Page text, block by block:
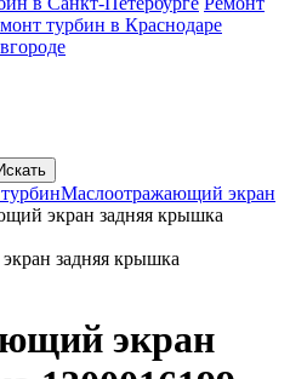
турбин в Краснодаре
Маслоотражающий экран
экран задняя крышка
задняя крышка
экран